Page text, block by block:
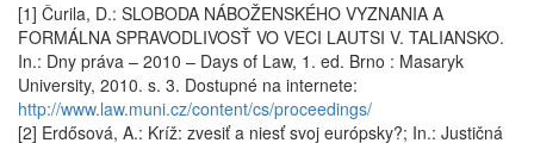
[1] Čurila, D.: SLOBODA NÁBOŽENSKÉHO VYZNANIA A
FORMÁLNA SPRAVODLIVOSŤ VO VECI LAUTSI V. TALIANSKO.
In.: Dny práva – 2010 – Days of Law, 1. ed. Brno : Masaryk
University, 2010. s. 3. Dostupné na internete:
http://www.law.muni.cz/content/cs/proceedings/
[2] Erdősová, A.: Kríž: zvesiť a niesť svoj európsky?; In.: Justičná